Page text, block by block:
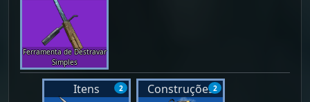
Ferramenta de Destravar
Simples
2
Itens 2
Construções